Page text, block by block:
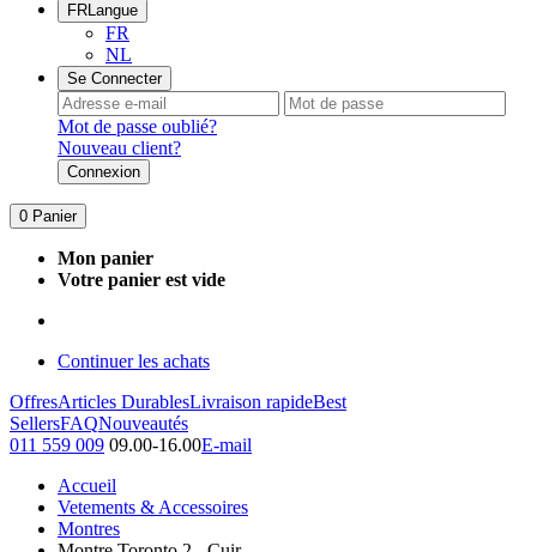
FRLangue
FR
NL
Se Connecter
Mot de passe oublié?
Nouveau client?
Connexion
0 Panier
Mon panier
Votre panier est vide
Continuer les achats
OffresArticles DurablesLivraison rapideBest
SellersFAQNouveautés
011 559 009 09.00-16.00E-mail
Accueil
Vetements & Accessoires
Montres